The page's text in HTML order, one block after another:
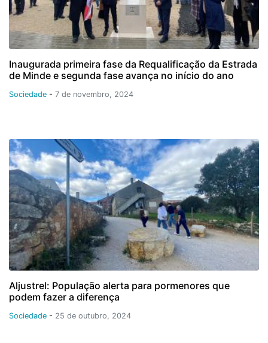
Inaugurada primeira fase da Requalificação da Estrada
de Minde e segunda fase avança no início do ano
Sociedade - 7 de novembro, 2024
Aljustrel: População alerta para pormenores que
podem fazer a diferença
Sociedade - 25 de outubro, 2024